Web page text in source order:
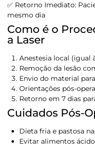
✅ Retorno Imediato:
mesmo dia
Como é o
a Laser
Anestesia local (igual
Remoção da lesão
Envio do material
Orientações pós-
Retorno em 7 dias
Cuidados Pós-
Dieta fria e pastosa
Evitar alimentos